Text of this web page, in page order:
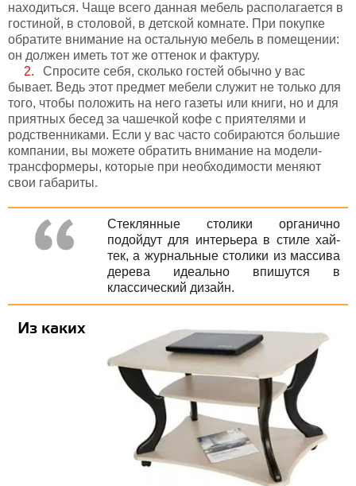
находиться. Чаще всего данная мебель располагается в
гостиной, в столовой, в детской комнате. При покупке
обратите внимание на остальную мебель в помещении:
он должен иметь тот же оттенок и фактуру.
Спросите себя, сколько гостей обычно у вас
бывает. Ведь этот предмет мебели служит не только для
того, чтобы положить на него газеты или книги, но и для
приятных бесед за чашечкой кофе с приятелями и
родственниками. Если у вас часто собираются большие
компании, вы можете обратить внимание на модели-
трансформеры, которые при необходимости меняют
свои габариты.
Стеклянные столики органично
подойдут для интерьера в стиле хай-
тек, а журнальные столики из массива
дерева идеально впишутся в
классический дизайн.
Из каких